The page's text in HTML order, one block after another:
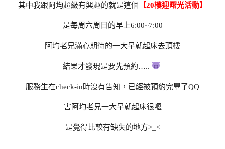
其中我跟阿均超級有興趣的就是這個 【20樓迎曙光活動】
是每周六周日的早上6:00~7:00
阿均老兄滿心期待的一大早就起床去頂樓
結果才發現是要先預約…..
服務生在check-in時沒有告知，已經被預約完畢了QQ
害阿均老兄一大早就起床很嘔
是覺得比較有缺失的地方>_<